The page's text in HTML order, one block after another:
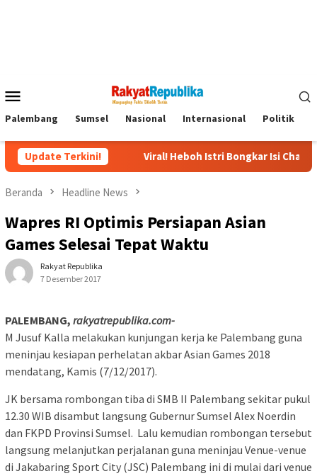
Mobile
Palembang Sumsel Nasional Internasional Politik
Update Terkini!Viral! Heboh Istri Bongkar Isi Chat Ustadz dan
Beranda Headline News
Wapres RI Optimis Persiapan Asian
Games Selesai Tepat Waktu
Rakyat Republika
7 Desember 2017
PALEMBANG, rakyatrepublika.com-
‎M Jusuf Kalla melakukan kunjungan kerja ke Palembang guna
meninjau kesiapan perhelatan akbar Asian Games 2018
mendatang, Kamis (7/12/2017).
JK bersama rombongan tiba di SMB II Palembang sekitar pukul
12.30 WIB disambut langsung Gubernur Sumsel Alex Noerdin
dan FKPD Provinsi Sumsel. Lalu kemudian rombongan tersebut
langsung melanjutkan perjalanan guna meninjau Venue-venue
di Jakabaring Sport City (JSC) Palembang ini di mulai dari venue